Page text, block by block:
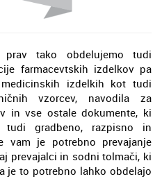
tako obdelujemo tudi
farmacevtskih izdelkov pa
izdelkih kot tudi
vzorcev, navodila za
in vse ostale dokumente, ki
tudi gradbeno, razpisno in
vam je potrebno prevajanje
prevajalci in sodni tolmači, ki
je to potrebno lahko obdelajo